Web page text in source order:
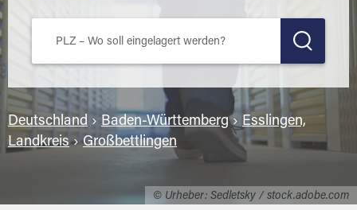
© Urheber: Sedletsky / stock.adobe.com
Deutschland › Baden-Württemberg› Esslingen,
Landkreis›Großbettlingen